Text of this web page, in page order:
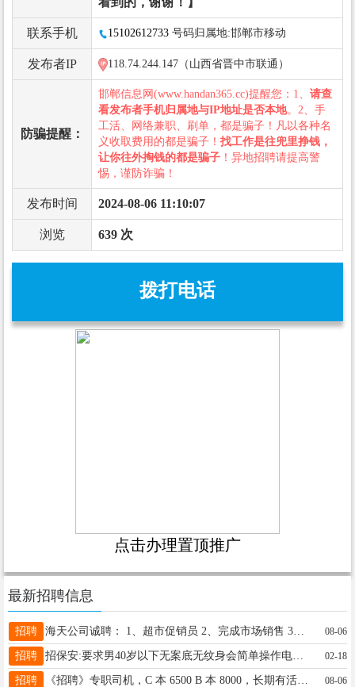
联系手机 15102612733 号码归属地:邯郸市移动
发布者IP 118.74.244.147（山西省晋中市联通）
防骗提醒：
邯郸信息网(www.handan365.cc)提醒您：1、 请查
看发布者手机归属地与IP地址是否本地。2、手
工活、网络兼职、刷单，都是骗子！凡以各种名
义收取费用的都是骗子！ 找工作是往兜里挣钱，
让你往外掏钱的都是骗子 ！异地招聘请提高警
惕，谨防诈骗！
发布时间 2024-08-06 11:10:07
浏览 639 次
拨打电话
点击办理置顶推广
最新招聘信息
招聘 海天公司诚聘： 1、超市促销员 2、完成市场销售 3、服从各超市调动 要求有责任心，有经验，有挣钱欲望 福利待遇： 五险每月公休4天 薪资：3000+ 联系人：冀经理 15132094334 08-06
招聘 招保安:要求男40岁以下无案底无纹身会简单操作电脑工作内容看监控坐岗管吃住每天六小时工资月5000工作地址北京市西城区名额有限想找好工作的快找我手机号15831834601同微信 02-18
招聘 《招聘》专职司机，C 本 6500 B 本 8000，长期有活儿，不装不卸，时间灵活，工资月结 电话：13932055599 乔经理 08-06